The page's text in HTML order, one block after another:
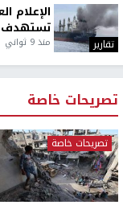
تقارير
الإعلام
تستهدف
منذ 9 ثواني
تصريحات خاصة
تصريحات خاصة